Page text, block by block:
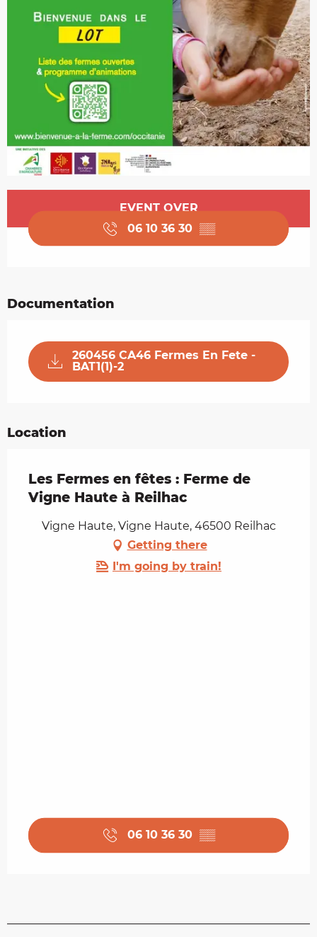
Opening hours & contact details
EVENT OVER
06 10 36 30 ▒▒
Documentation
260456 CA46 Fermes En Fete -
BAT1(1)-2
Location
Les Fermes en fêtes : Ferme de
Vigne Haute à Reilhac
Vigne Haute, Vigne Haute, 46500 Reilhac
Getting there
I'm going by train!
06 10 36 30 ▒▒